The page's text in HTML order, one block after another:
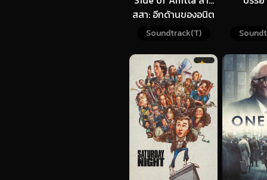
สสา: อีกด้านของอนิต
ต้า (2025) NETFLIX
Soundtrack(T)